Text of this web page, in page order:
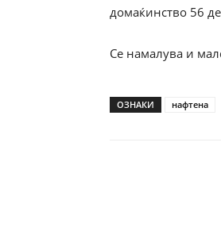
домаќинство 56
Се намалува и
ОЗНАКИ нафтена